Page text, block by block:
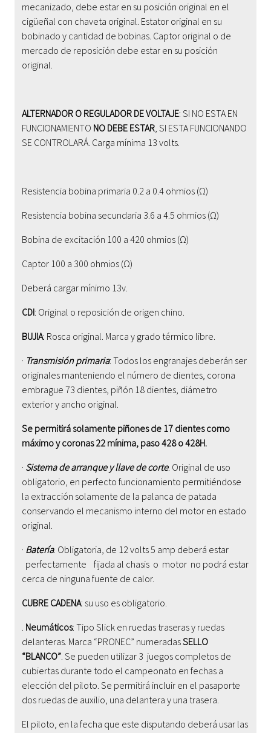
mecanizado, debe estar en su posición original en el
cigüeñal con chaveta original. Estator original en su
bobinado y cantidad de bobinas. Captor original o de
mercado de reposición debe estar en su posición
original.
ALTERNADOR O REGULADOR DE VOLTAJE: SI NO ESTA EN
FUNCIONAMIENTO NO DEBE ESTAR, SI ESTA FUNCIONANDO
SE CONTROLARÁ. Carga mínima 13 volts.
Resistencia bobina primaria 0.2 a 0.4 ohmios (Ω)
Resistencia bobina secundaria 3.6 a 4.5 ohmios (Ω)
Bobina de excitación 100 a 420 ohmios (Ω)
Captor 100 a 300 ohmios (Ω)
Deberá cargar mínimo 13v.
CDI: Original o reposición de origen chino.
BUJIA: Rosca original. Marca y grado térmico libre.
· Transmisión primaria: Todos los engranajes deberán ser
originales manteniendo el número de dientes, corona
embrague 73 dientes, piñón 18 dientes, diámetro
exterior y ancho original.
Se permitirá solamente piñones de 17 dientes como
máximo y coronas 22 mínima, paso 428 o 428H.
· Sistema de arranque y llave de corte. Original de uso
obligatorio, en perfecto funcionamiento permitiéndose
la extracción solamente de la palanca de patada
conservando el mecanismo interno del motor en estado
original.
· Batería. Obligatoria, de 12 volts 5 amp deberá estar
perfectamente fijada al chasis o motor no podrá estar
cerca de ninguna fuente de calor.
CUBRE CADENA: su uso es obligatorio.
. Neumáticos: Tipo Slick en ruedas traseras y ruedas
delanteras. Marca “PRONEC” numeradasSELLO
“BLANCO”. Se pueden utilizar 3 juegos completos de
cubiertas durante todo el campeonato en fechas a
elección del piloto. Se permitirá incluir en el pasaporte
dos ruedas de auxilio, una delantera y una trasera.
El piloto, en la fecha que este disputando deberá usar las